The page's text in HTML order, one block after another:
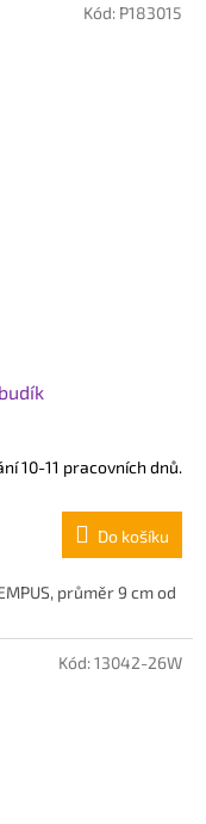
10-11 pracovních dnů.
Do košíku
průměr 9 cm od
Kód: P183015
Kód:13042-26W